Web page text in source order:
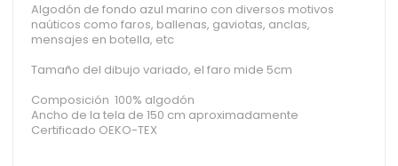
Algodón de fondo azul marino con diversos motivos
naúticos como faros, ballenas, gaviotas, anclas,
mensajes en botella, etc
Tamaño del dibujo variado, el faro mide 5cm
Composición 100% algodón
Ancho de la tela de 150 cm aproximadamente
Certificado OEKO-TEX